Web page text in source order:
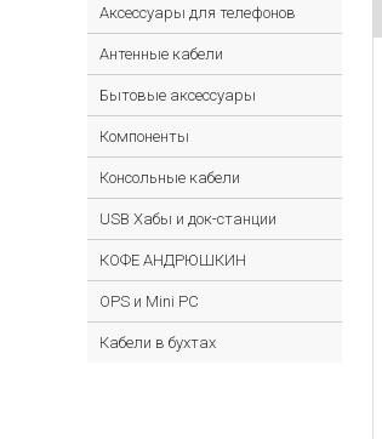
Аксессуары для телефонов
Антенные кабели
Бытовые аксессуары
Компоненты
Консольные кабели
USB Хабы и док-станции
КОФЕ АНДРЮШКИН
OPS и Mini PC
Кабели в бухтах